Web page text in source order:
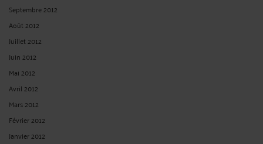
Septembre 2012
Août 2012
Juillet 2012
Juin 2012
Mai 2012
Avril 2012
Mars 2012
Février 2012
Janvier 2012